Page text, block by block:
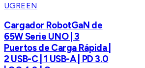
UGREEN
Cargador RobotGaN de
65W Serie UNO | 3
Puertos de Carga Rápida |
2 USB-C | 1 USB-A | PD 3.0